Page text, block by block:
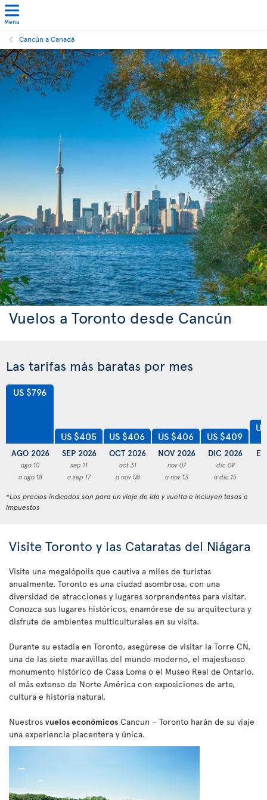
Menu
Cancún a Canadá
Vuelos a Toronto desde Cancún
Las tarifas más baratas por mes
US $796
AGO 2026
ago 10
a ago 18
US $405
SEP 2026
sep 11
a sep 17
US $406
OCT 2026
oct 31
a nov 08
US $406
NOV 2026
nov 07
a nov 13
US $409
DIC 2026
dic 09
a dic 15
*Los precios indicados son para un viaje de ida y vuelta e incluyen tasas e
impuestos
Visite Toronto y las Cataratas del Niágara
Visite una megalópolis que cautiva a miles de turistas
anualmente. Toronto es una ciudad asombrosa, con una
diversidad de atracciones y lugares sorprendentes para visitar.
Conozca sus lugares históricos, enamórese de su arquitectura y
disfrute de ambientes multiculturales en su visita.
Durante su estadía en Toronto, asegúrese de visitar la Torre CN,
una de las siete maravillas del mundo moderno, el majestuoso
monumento histórico de Casa Loma o el Museo Real de Ontario,
el más extenso de Norte América con exposiciones de arte,
cultura e historia natural.
Nuestros vuelos económicos Cancun – Toronto harán de su viaje
una experiencia placentera y única.